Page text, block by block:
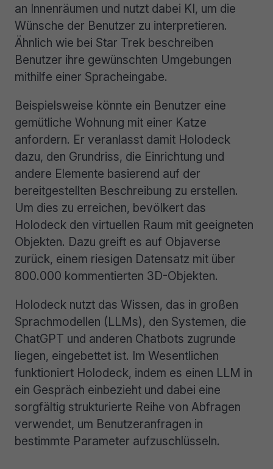
an Innenräumen und nutzt dabei KI, um die
Wünsche der Benutzer zu interpretieren.
Ähnlich wie bei Star Trek beschreiben
Benutzer ihre gewünschten Umgebungen
mithilfe einer Spracheingabe.
Beispielsweise könnte ein Benutzer eine
gemütliche Wohnung mit einer Katze
anfordern. Er veranlasst damit Holodeck
dazu, den Grundriss, die Einrichtung und
andere Elemente basierend auf der
bereitgestellten Beschreibung zu erstellen.
Um dies zu erreichen, bevölkert das
Holodeck den virtuellen Raum mit geeigneten
Objekten. Dazu greift es auf Objaverse
zurück, einem riesigen Datensatz mit über
800.000 kommentierten 3D-Objekten.
Holodeck nutzt das Wissen, das in großen
Sprachmodellen (LLMs), den Systemen, die
ChatGPT und anderen Chatbots zugrunde
liegen, eingebettet ist. Im Wesentlichen
funktioniert Holodeck, indem es einen LLM in
ein Gespräch einbezieht und dabei eine
sorgfältig strukturierte Reihe von Abfragen
verwendet, um Benutzeranfragen in
bestimmte Parameter aufzuschlüsseln.